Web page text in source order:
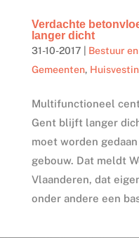
Verdachte
langer dicht
31-10-2017 Bestuur
Gemeenten,
Multifunctioneel
Gent blijft langer
moet worden
gebouw. Dat meldt
Vlaanderen, dat
onder andere een